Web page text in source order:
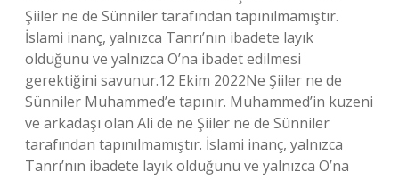
Şiiler ne de Sünniler tarafından tapınılmamıştır.
İslami inanç, yalnızca Tanrı’nın ibadete layık
olduğunu ve yalnızca O’na ibadet edilmesi
gerektiğini savunur.12 Ekim 2022Ne Şiiler ne de
Sünniler Muhammed’e tapınır. Muhammed’in kuzeni
ve arkadaşı olan Ali de ne Şiiler ne de Sünniler
tarafından tapınılmamıştır. İslami inanç, yalnızca
Tanrı’nın ibadete layık olduğunu ve yalnızca O’na